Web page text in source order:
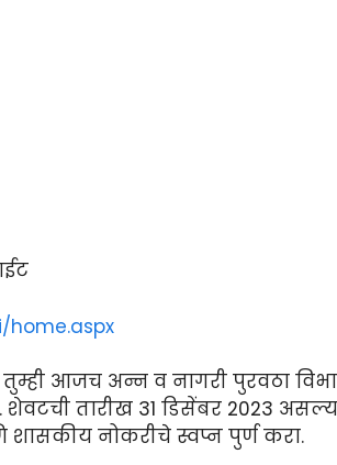
आजच अन्न व नागरी पुरवठा
तारीख 31 डिसेंबर 2023
नोकरीचे स्वप्न पुर्ण करा.